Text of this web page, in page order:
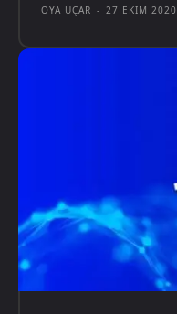
OYA UÇAR - 27 EKIM 2020